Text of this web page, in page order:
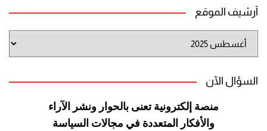
أرشيف الموقع
أرشيف
السؤال الآن
منصة إلكترونية تعنى بالحوار ونشر الآراء
والأفكار المتعددة في مجالات السياسة